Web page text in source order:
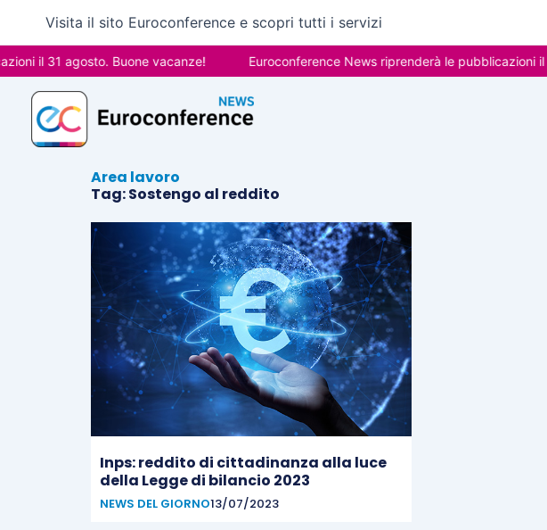
contenuto
Visita il sito Euroconference e scopri tutti i servizi
il 31 agosto. Buone vacanze! Euroconference News riprenderà le pubblicazioni il
Area lavoro
Tag: Sostengo al reddito
Inps: reddito di cittadinanza alla luce
della Legge di bilancio 2023
NEWS DEL GIORNO13/07/2023